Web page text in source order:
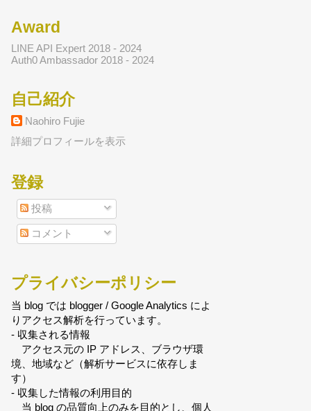
Award
LINE API Expert 2018 - 2024
Auth0 Ambassador 2018 - 2024
自己紹介
Naohiro Fujie
詳細プロフィールを表示
登録
投稿
コメント
プライバシーポリシー
当 blog では blogger / Google Analytics によ
りアクセス解析を行っています。
- 収集される情報
アクセス元の IP アドレス、ブラウザ環
境、地域など（解析サービスに依存しま
す）
- 収集した情報の利用目的
当 blog の品質向上のみを目的とし、個人